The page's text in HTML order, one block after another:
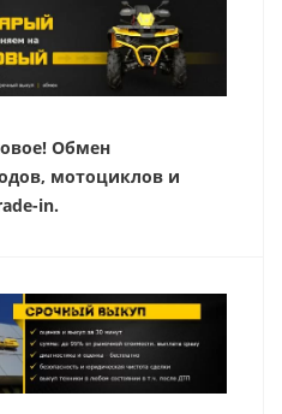
Обмен
мотоциклов и
in.